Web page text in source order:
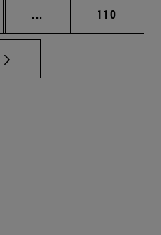
... Páginas intermedias
Página
110